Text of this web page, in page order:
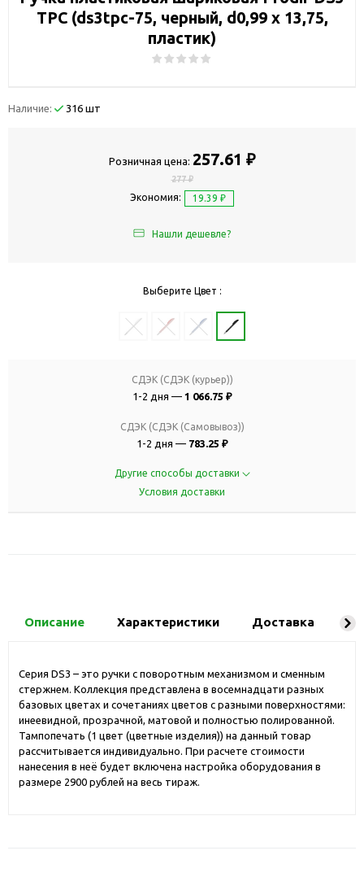
TPC (ds3tpc-75, черный, d0,99 х 13,75,
пластик)
Наличие: 316 шт
Розничная цена: 257.61 ₽
277 ₽
Экономия: 19.39 ₽
Нашли дешевле?
Выберите Цвет :
СДЭК (СДЭК (курьер))
1-2 дня — 1 066.75 ₽
СДЭК (СДЭК (Самовывоз))
1-2 дня — 783.25 ₽
Другие способы доставки
Условия доставки
Описание Характеристики Доставка
Серия DS3 – это ручки с поворотным механизмом и сменным
стержнем. Коллекция представлена в восемнадцати разных
базовых цветах и сочетаниях цветов с разными поверхностями:
инеевидной, прозрачной, матовой и полностью полированной.
Тампопечать (1 цвет (цветные изделия)) на данный товар
рассчитывается индивидуально. При расчете стоимости
нанесения в неё будет включена настройка оборудования в
размере 2900 рублей на весь тираж.